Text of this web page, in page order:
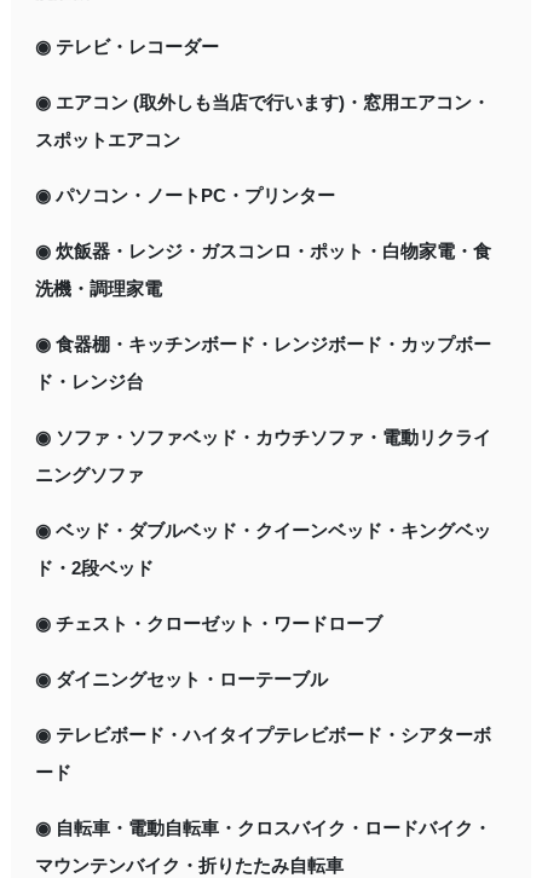
◉ テレビ・レコーダー
◉ エアコン (取外しも当店で行います)・窓用エアコン・
スポットエアコン
◉ パソコン・ノートPC・プリンター
◉ 炊飯器・レンジ・ガスコンロ・ポット・白物家電・食
洗機・調理家電
◉ 食器棚・キッチンボード・レンジボード・カップボー
ド・レンジ台
◉ ソファ・ソファベッド・カウチソファ・電動リクライ
ニングソファ
◉ ベッド・ダブルベッド・クイーンベッド・キングベッ
ド・2段ベッド
◉ チェスト・クローゼット・ワードローブ
◉ ダイニングセット・ローテーブル
◉ テレビボード・ハイタイプテレビボード・シアターボ
ード
◉ 自転車・電動自転車・クロスバイク・ロードバイク・
マウンテンバイク・折りたたみ自転車